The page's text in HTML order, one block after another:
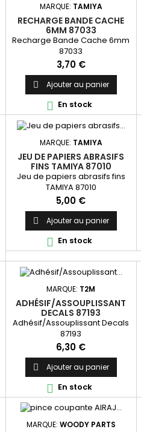
MARQUE: TAMIYA
RECHARGE BANDE CACHE
6MM 87033
Recharge Bande Cache 6mm
87033
Prix
3,70 €
 Ajouter au panier
 En stock
MARQUE: TAMIYA
JEU DE PAPIERS ABRASIFS
FINS TAMIYA 87010
Jeu de papiers abrasifs fins
TAMIYA 87010
Prix
5,00 €
 Ajouter au panier
 En stock
MARQUE: T2M
ADHÉSIF/ASSOUPLISSANT
DECALS 87193
Adhésif/Assouplissant Decals
87193
Prix
6,30 €
 Ajouter au panier
 En stock
MARQUE: WOODY PARTS